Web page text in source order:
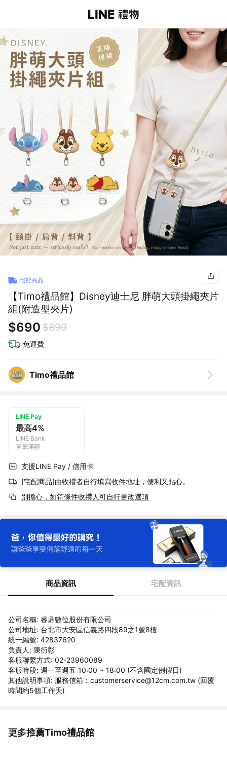
宅配商品
【Timo禮品館】Disney迪士尼 胖萌大頭掛繩夾片
組(附造型夾片)
$690 $890
免運費
Timo禮品館
LINE Pay
最高4%
LINE Bank
單筆滿額
支援LINE Pay / 信用卡
[宅配商品]由收禮者自行填寫收件地址，便利又貼心。
別擔心，如符條件收禮人可自行更改選項
商品資訊 宅配資訊
公司名稱: 睿鼎數位股份有限公司
公司地址: 台北市大安區信義路四段89之1號8樓
統一編號: 42837620
負責人: 陳衍彰
客服聯繫方式: 02-23960089
客服時段: 週一至週五 10:00 ~ 18:00 (不含國定例假日)
其他說明事項: 服務信箱：customerservice@12cm.com.tw (回覆
時間約5個工作天)
更多推薦Timo禮品館
看更多